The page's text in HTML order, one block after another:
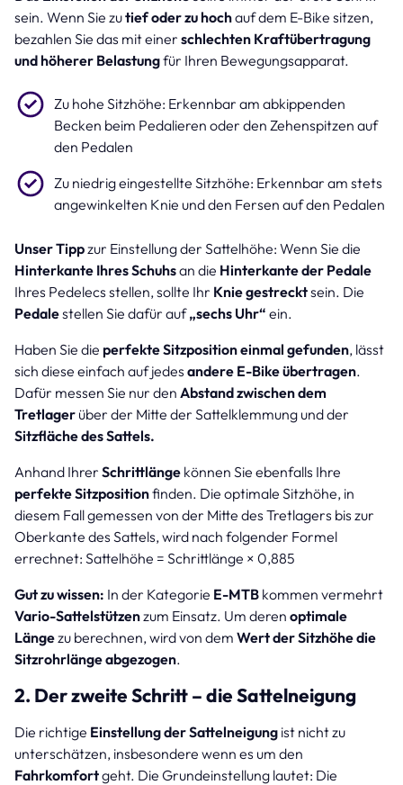
sein. Wenn Sie zutief oder zu hochauf dem E-Bike sitzen,
bezahlen Sie das mit einer schlechten Kraftübertragung
und höherer Belastungfür Ihren Bewegungsapparat.
Zu hohe Sitzhöhe: Erkennbar am abkippenden
Becken beim Pedalieren oder den Zehenspitzen auf
den Pedalen
Zu niedrig eingestellte Sitzhöhe: Erkennbar am stets
angewinkelten Knie und den Fersen auf den Pedalen
Unser Tippzur Einstellung der Sattelhöhe: Wenn Sie die
Hinterkante Ihres Schuhsan die Hinterkante der Pedale
Ihres Pedelecs stellen, sollte Ihr Knie gestrecktsein. Die
Pedalestellen Sie dafür auf„sechs Uhr“ ein.
Haben Sie die perfekte Sitzposition einmal gefunden, lässt
sich diese einfach auf jedes andere E-Bike übertragen.
Dafür messen Sie nur den Abstand zwischen dem
Tretlager über der Mitte der Sattelklemmung und der
Sitzfläche des Sattels.
Anhand Ihrer Schrittlänge können Sie ebenfalls Ihre
perfekte Sitzpositionfinden. Die optimale Sitzhöhe, in
diesem Fall gemessen von der Mitte des Tretlagers bis zur
Oberkante des Sattels, wird nach folgender Formel
errechnet: Sattelhöhe = Schrittlänge × 0,885
Gut zu wissen: In der Kategorie E-MTB kommen vermehrt
Vario-Sattelstützenzum Einsatz. Um deren optimale
Längezu berechnen, wird von dem Wert der Sitzhöhe die
Sitzrohrlänge abgezogen.
2. Der zweite Schritt – die Sattelneigung
Die richtige Einstellung der Sattelneigung ist nicht zu
unterschätzen, insbesondere wenn es um den
Fahrkomfortgeht. Die Grundeinstellung lautet: Die